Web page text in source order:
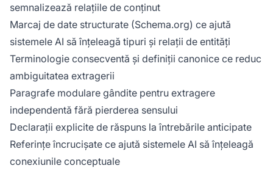
semnalizează relațiile de conținut
Marcaj de date structurate (Schema.org) ce ajută
sistemele AI să înțeleagă tipuri și relații de entități
Terminologie consecventă și definiții canonice ce reduc
ambiguitatea extragerii
Paragrafe modulare gândite pentru extragere
independentă fără pierderea sensului
Declarații explicite de răspuns la întrebările anticipate
Referințe încrucișate ce ajută sistemele AI să înțeleagă
conexiunile conceptuale